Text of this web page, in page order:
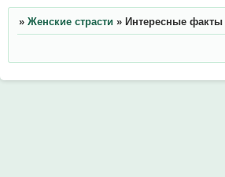
» Женские страсти » Интересные факты